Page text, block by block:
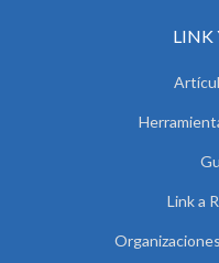
LINK
Link a